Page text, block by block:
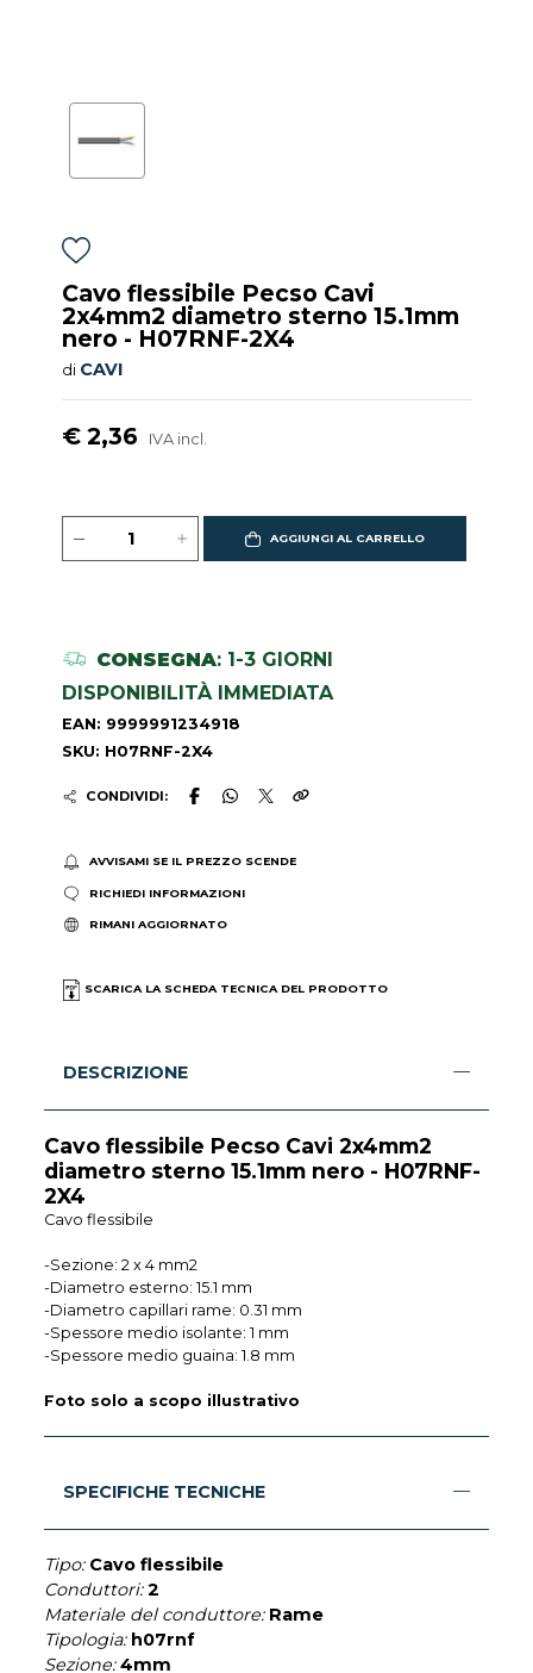
Cavo flessibile Pecso Cavi
2x4mm2 diametro sterno 15.1mm
nero - H07RNF-2X4
di CAVI
€ 2,36 IVA incl.
AGGIUNGI AL CARRELLO
CONSEGNA: 1-3 GIORNI
DISPONIBILITÀ IMMEDIATA
EAN: 9999991234918
SKU: H07RNF-2X4
CONDIVIDI:
AVVISAMI SE IL PREZZO SCENDE
RICHIEDI INFORMAZIONI
RIMANI AGGIORNATO
SCARICA LA SCHEDA TECNICA DEL PRODOTTO
DESCRIZIONE
Cavo flessibile Pecso Cavi 2x4mm2
diametro sterno 15.1mm nero - H07RNF-
2X4
Cavo flessibile
-Sezione: 2 x 4 mm2
-Diametro esterno: 15.1 mm
-Diametro capillari rame: 0.31 mm
-Spessore medio isolante: 1 mm
-Spessore medio guaina: 1.8 mm
Foto solo a scopo illustrativo
SPECIFICHE TECNICHE
Tipo: Cavo flessibile
Conduttori: 2
Materiale del conduttore: Rame
Tipologia: h07rnf
Sezione: 4mm